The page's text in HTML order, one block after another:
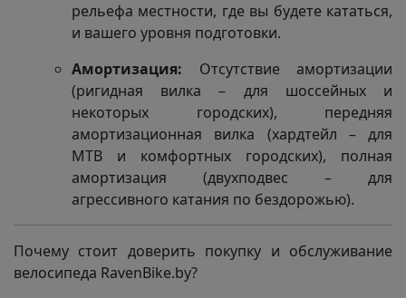
рельефа местности, где вы будете кататься,
и вашего уровня подготовки.
Амортизация: Отсутствие амортизации
(ригидная вилка – для шоссейных и
некоторых городских), передняя
амортизационная вилка (хардтейл – для
MTB и комфортных городских), полная
амортизация (двухподвес – для
агрессивного катания по бездорожью).
Почему стоит доверить покупку и обслуживание
велосипеда RavenBike.by?